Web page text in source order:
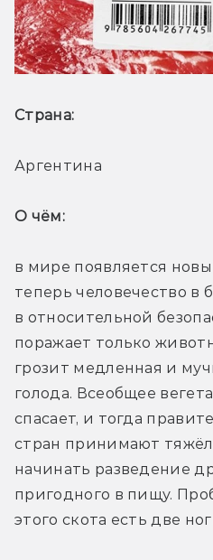
Страна:
Аргентина
О чём:
в мире появляется
теперь человечество в
в относительной
поражает только
грозит медленная и
голода. Всеобщее
спасает, и тогда
стран принимают
начинать разведение
пригодного в пищу.
этого скота есть две